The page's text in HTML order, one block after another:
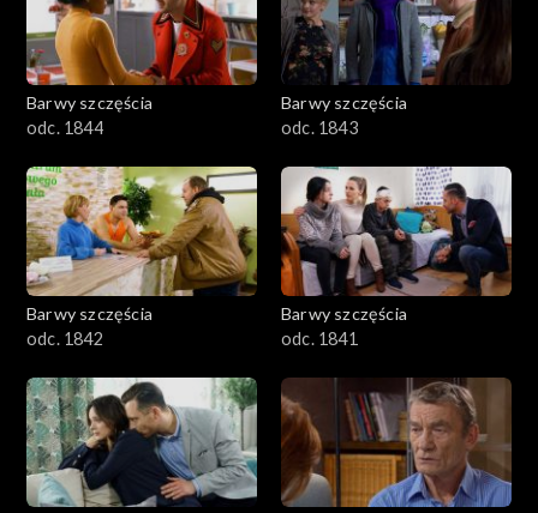
Barwy szczęścia
odc. 1844
Barwy szczęścia
odc. 1843
Barwy szczęścia
odc. 1842
Barwy szczęścia
odc. 1841